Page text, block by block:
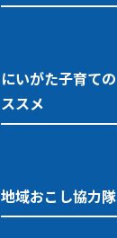
にいがた子育ての
ススメ
地域おこし協力隊